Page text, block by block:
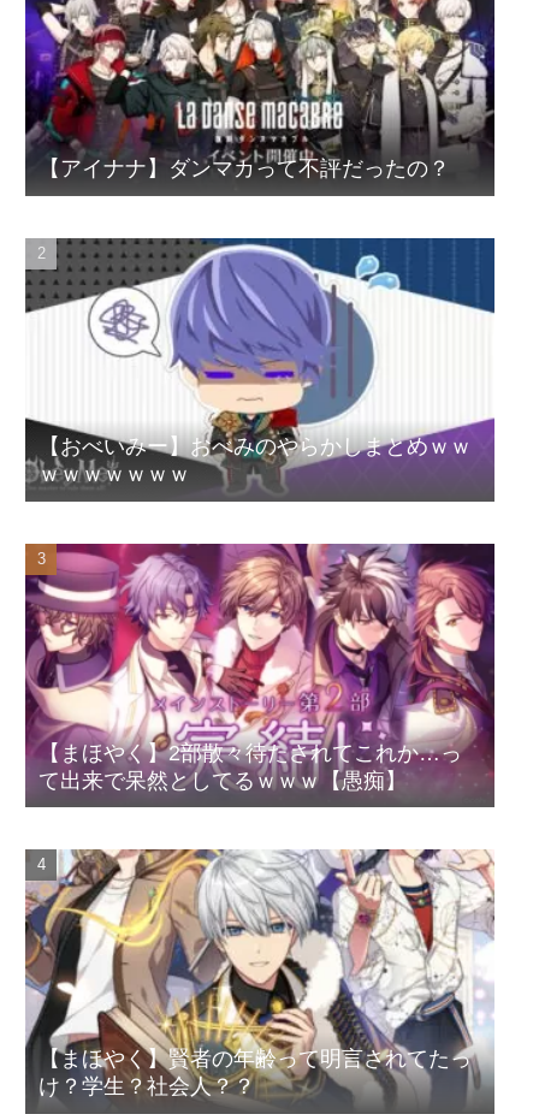
【アイナナ】ダンマカって不評だったの？
【おべいみー】おべみのやらかしまとめｗｗ
ｗｗｗｗｗｗｗ
【まほやく】2部散々待たされてこれか…っ
て出来で呆然としてるｗｗｗ【愚痴】
【まほやく】賢者の年齢って明言されてたっ
け？学生？社会人？？